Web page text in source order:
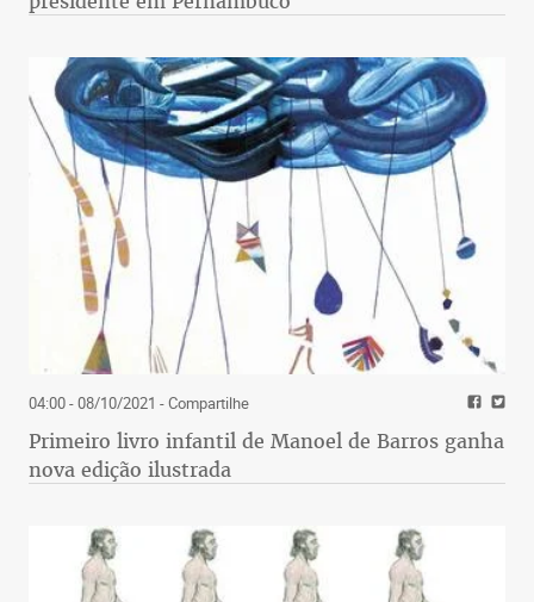
04:00 - 08/10/2021 - Compartilhe
Primeiro livro infantil de Manoel de Barros ganha
nova edição ilustrada